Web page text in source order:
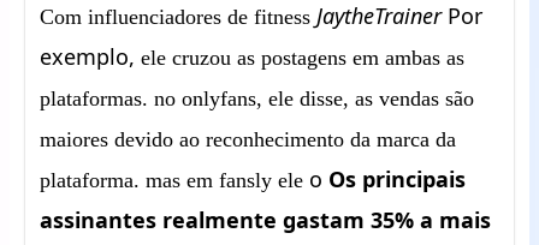
Com influenciadores de fitness JaytheTrainerPor
exemplo, ele cruzou as postagens em ambas as
plataformas. no onlyfans, ele disse, as vendas são
maiores devido ao reconhecimento da marca da
plataforma. mas em fansly ele o Os principais
assinantes realmente gastam 35% a mais